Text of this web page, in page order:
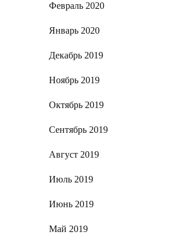
Февраль 2020
Январь 2020
Декабрь 2019
Ноябрь 2019
Октябрь 2019
Сентябрь 2019
Август 2019
Июль 2019
Июнь 2019
Май 2019